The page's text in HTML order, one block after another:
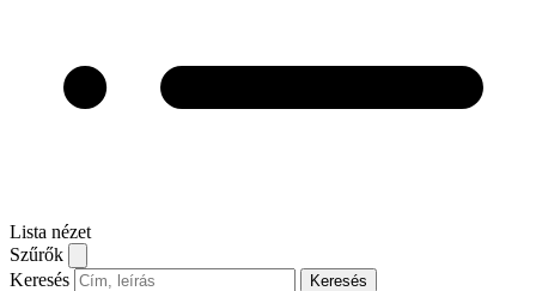
Lista nézet
Szűrők
Keresés
Keresés